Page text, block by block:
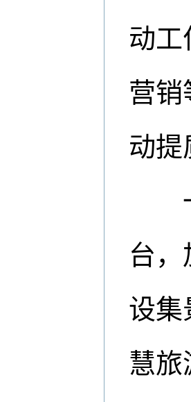
动工
营销
动提
一
台
设集
慧旅